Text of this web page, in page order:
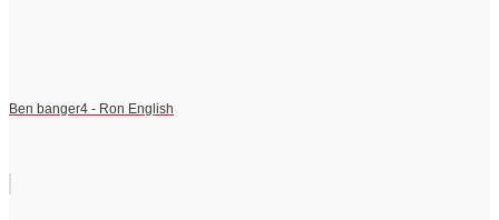
Ben banger4 - Ron English